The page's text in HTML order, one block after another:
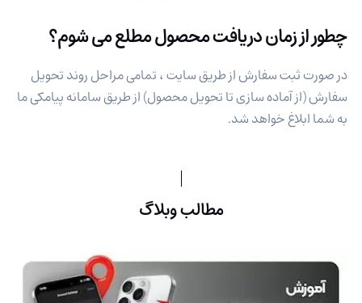
چطور از زمان دریافت محصول مطلع می شوم؟
در صورت ثبت سفارش از طریق سایت ، تمامی مراحل روند تحویل
سفارش (از آماده سازی تا تحویل محصول) از طریق سامانه پیامکی ما
به شما ابلاغ خواهد شد.
مطالب وبلاگ